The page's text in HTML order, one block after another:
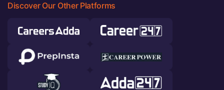
Discover Our Other Platforms